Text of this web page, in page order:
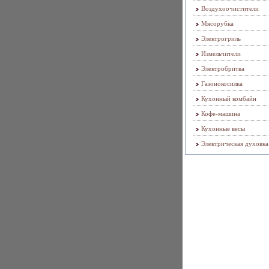
Воздухоочистители
Мясорубка
Электрогриль
Измельчители
Электробритва
Газонокосилка
Кухонный комбайн
Кофе-машина
Кухонные весы
Электрическая духовка